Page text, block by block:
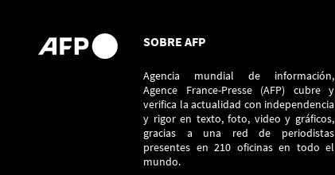
SOBRE AFP
Agencia mundial de información,
Agence France-Presse (AFP) cubre y
verifica la actualidad con independencia
y rigor en texto, foto, video y gráficos,
gracias a una red de periodistas
presentes en 210 oficinas en todo el
mundo.